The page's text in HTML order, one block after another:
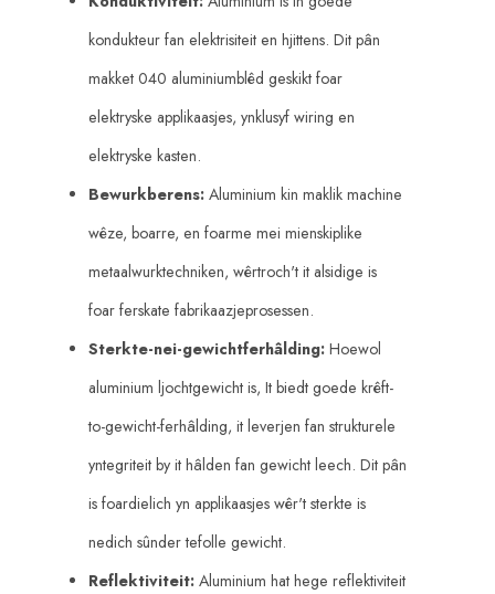
kondukteur fan elektrisiteit en hjittens. Dit pân
makket 040 aluminiumblêd geskikt foar
elektryske applikaasjes, ynklusyf wiring en
elektryske kasten.
Bewurkberens:Aluminium kin maklik machine
wêze, boarre, en foarme mei mienskiplike
metaalwurktechniken, wêrtroch't it alsidige is
foar ferskate fabrikaazjeprosessen.
Sterkte-nei-gewichtferhâlding:Hoewol
aluminium ljochtgewicht is, It biedt goede krêft-
to-gewicht-ferhâlding, it leverjen fan strukturele
yntegriteit by it hâlden fan gewicht leech. Dit pân
is foardielich yn applikaasjes wêr't sterkte is
nedich sûnder tefolle gewicht.
Reflektiviteit:Aluminium hat hege reflektiviteit